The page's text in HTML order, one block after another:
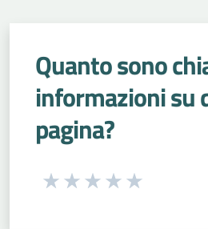
Quanto sono
informazioni su
pagina?
Seleziona una